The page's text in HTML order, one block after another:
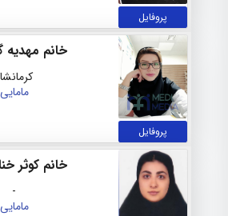
پروفایل
پروفایل
خانم مهدیه
مامایی
خانم کوثر
-
مامایی